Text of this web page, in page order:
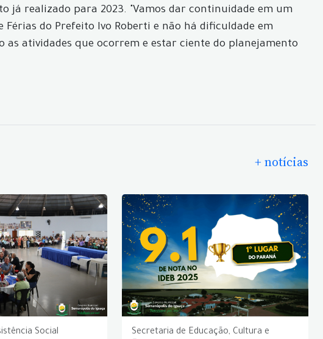
já realizado para 2023. "Vamos dar continuidade em um
do Prefeito Ivo Roberti e não há dificuldade em
atividades que ocorrem e estar ciente do planejamento
+ notícias
Social
Secretaria de Educação, Cultura e